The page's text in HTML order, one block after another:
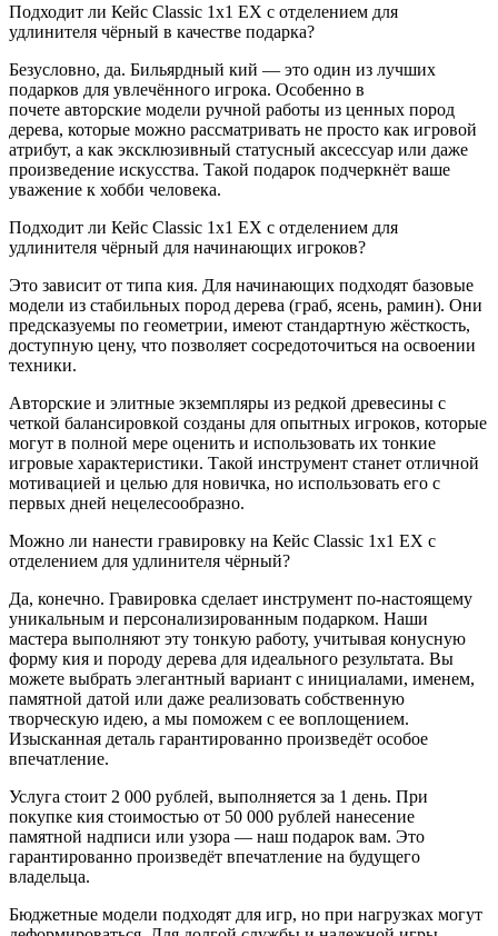
Подходит ли Кейс Classic 1x1 EX с отделением для
удлинителя чёрный в качестве подарка?
Безусловно, да. Бильярдный кий — это один из лучших
подарков для увлечённого игрока. Особенно в
почете авторские модели ручной работы из ценных пород
дерева, которые можно рассматривать не просто как игровой
атрибут, а как эксклюзивный статусный аксессуар или даже
произведение искусства. Такой подарок подчеркнёт ваше
уважение к хобби человека.
Подходит ли Кейс Classic 1x1 EX с отделением для
удлинителя чёрный для начинающих игроков?
Это зависит от типа кия. Для начинающих подходят базовые
модели из стабильных пород дерева (граб, ясень, рамин). Они
предсказуемы по геометрии, имеют стандартную жёсткость,
доступную цену, что позволяет сосредоточиться на освоении
техники.
Авторские и элитные экземпляры из редкой древесины с
четкой балансировкой созданы для опытных игроков, которые
могут в полной мере оценить и использовать их тонкие
игровые характеристики. Такой инструмент станет отличной
мотивацией и целью для новичка, но использовать его с
первых дней нецелесообразно.
Можно ли нанести гравировку на Кейс Classic 1x1 EX с
отделением для удлинителя чёрный?
Да, конечно. Гравировка сделает инструмент по-настоящему
уникальным и персонализированным подарком. Наши
мастера выполняют эту тонкую работу, учитывая конусную
форму кия и породу дерева для идеального результата. Вы
можете выбрать элегантный вариант с инициалами, именем,
памятной датой или даже реализовать собственную
творческую идею, а мы поможем с ее воплощением.
Изысканная деталь гарантированно произведёт особое
впечатление.
Услуга стоит 2 000 рублей, выполняется за 1 день. При
покупке кия стоимостью от 50 000 рублей нанесение
памятной надписи или узора — наш подарок вам. Это
гарантированно произведёт впечатление на будущего
владельца.
Бюджетные модели подходят для игр, но при нагрузках могут